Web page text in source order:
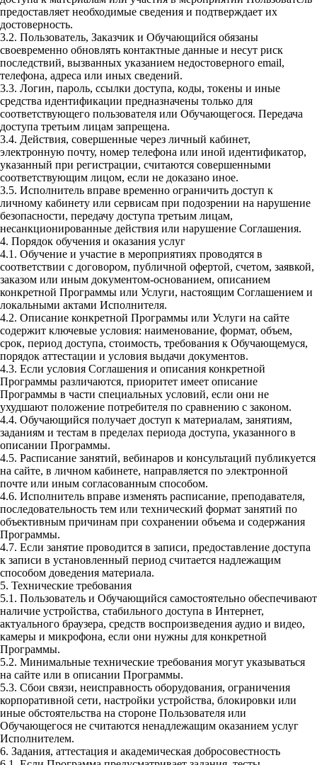
предоставляет необходимые сведения и подтверждает их
достоверность.
3.2. Пользователь, Заказчик и Обучающийся обязаны
своевременно обновлять контактные данные и несут риск
последствий, вызванных указанием недостоверного email,
телефона, адреса или иных сведений.
3.3. Логин, пароль, ссылки доступа, коды, токены и иные
средства идентификации предназначены только для
соответствующего пользователя или Обучающегося. Передача
доступа третьим лицам запрещена.
3.4. Действия, совершенные через личный кабинет,
электронную почту, номер телефона или иной идентификатор,
указанный при регистрации, считаются совершенными
соответствующим лицом, если не доказано иное.
3.5. Исполнитель вправе временно ограничить доступ к
личному кабинету или сервисам при подозрении на нарушение
безопасности, передачу доступа третьим лицам,
несанкционированные действия или нарушение Соглашения.
4. Порядок обучения и оказания услуг
4.1. Обучение и участие в мероприятиях проводятся в
соответствии с договором, публичной офертой, счетом, заявкой,
заказом или иным документом-основанием, описанием
конкретной Программы или Услуги, настоящим Соглашением и
локальными актами Исполнителя.
4.2. Описание конкретной Программы или Услуги на сайте
содержит ключевые условия: наименование, формат, объем,
срок, период доступа, стоимость, требования к Обучающемуся,
порядок аттестации и условия выдачи документов.
4.3. Если условия Соглашения и описания конкретной
Программы различаются, приоритет имеет описание
Программы в части специальных условий, если они не
ухудшают положение потребителя по сравнению с законом.
4.4. Обучающийся получает доступ к материалам, занятиям,
заданиям и тестам в пределах периода доступа, указанного в
описании Программы.
4.5. Расписание занятий, вебинаров и консультаций публикуется
на сайте, в личном кабинете, направляется по электронной
почте или иным согласованным способом.
4.6. Исполнитель вправе изменять расписание, преподавателя,
последовательность тем или технический формат занятий по
объективным причинам при сохранении объема и содержания
Программы.
4.7. Если занятие проводится в записи, предоставление доступа
к записи в установленный период считается надлежащим
способом доведения материала.
5. Технические требования
5.1. Пользователь и Обучающийся самостоятельно обеспечивают
наличие устройства, стабильного доступа в Интернет,
актуального браузера, средств воспроизведения аудио и видео,
камеры и микрофона, если они нужны для конкретной
Программы.
5.2. Минимальные технические требования могут указываться
на сайте или в описании Программы.
5.3. Сбои связи, неисправность оборудования, ограничения
корпоративной сети, настройки устройства, блокировки или
иные обстоятельства на стороне Пользователя или
Обучающегося не считаются ненадлежащим оказанием услуг
Исполнителем.
6. Задания, аттестация и академическая добросовестность